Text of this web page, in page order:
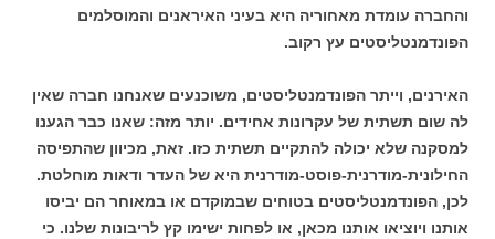
והחברה עומדת מאחוריה היא בעיני האיראנים והמוסלמים
הפונדמנטליסטים עץ רקוב.
האירנים, וייתר הפונדמנטליסטים, משוכנעים שאנחנו חברה שאין
לה שום תשתית של עקרונות אחידים. יותר מזה: שאנו כבר הגענו
למסקנה שלא יכולה להתקיים תשתית כזו. זאת, מכיוון שהתפיסה
החילונית-מודרנית-פוסט-מודרנית היא של העדר ודאות מוחלטת.
לכן, הפונדמנטליסטים בטוחים שבמוקדם או במאוחר הם יביסו
אותנו ויוציאו אותנו מכאן, או לפחות ישימו קץ לריבונות שלנו. כי